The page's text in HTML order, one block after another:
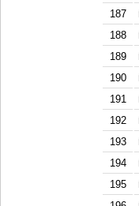
187
188
189
190
191
192
193
194
195